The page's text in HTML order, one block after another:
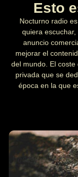
Esto
Nocturno radio
quiera
anuncio
mejorar el
del mundo. El
privada que se
época en la que